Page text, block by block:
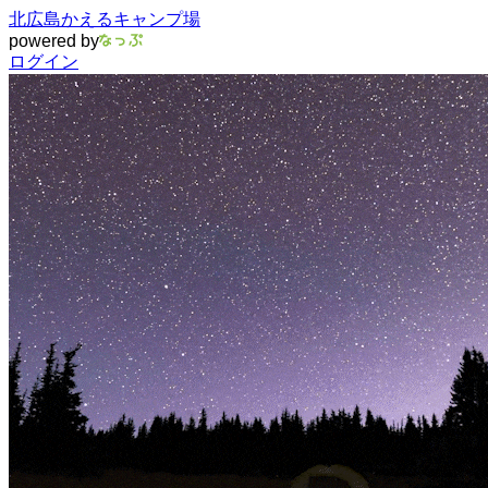
北広島かえるキャンプ場
powered by
ログイン